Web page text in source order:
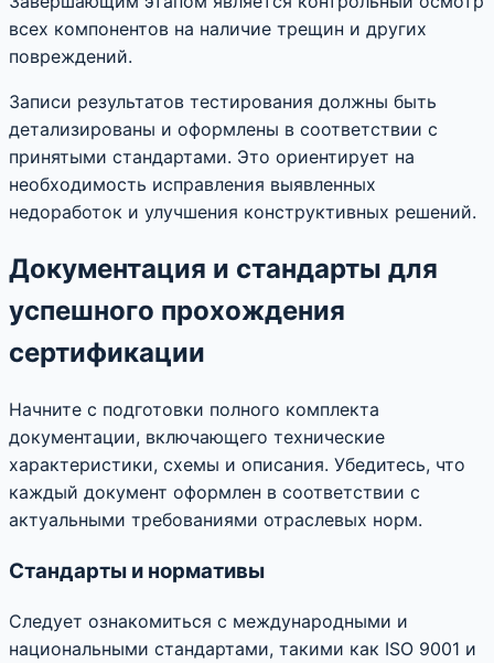
всех компонентов на наличие трещин и других
повреждений.
Записи результатов тестирования должны быть
детализированы и оформлены в соответствии с
принятыми стандартами. Это ориентирует на
необходимость исправления выявленных
недоработок и улучшения конструктивных решений.
Документация и стандарты для
успешного прохождения
сертификации
Начните с подготовки полного комплекта
документации, включающего технические
характеристики, схемы и описания. Убедитесь, что
каждый документ оформлен в соответствии с
актуальными требованиями отраслевых норм.
Стандарты и нормативы
Следует ознакомиться с международными и
национальными стандартами, такими как ISO 9001 и